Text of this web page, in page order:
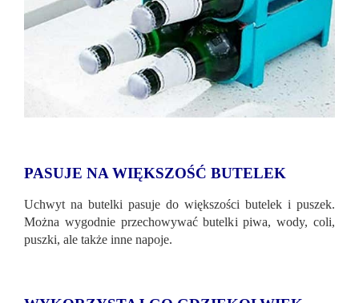
PASUJE NA WIĘKSZOŚĆ BUTELEK
Uchwyt na butelki pasuje do większości butelek i puszek.
Można wygodnie przechowywać butelki piwa, wody, coli,
puszki, ale także inne napoje.